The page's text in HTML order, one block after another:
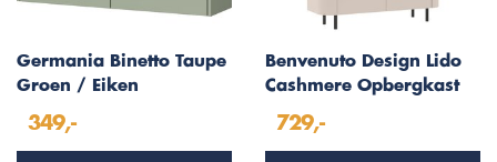
Germania Binetto Taupe
Groen / Eiken
Wandkast
349,-
Benvenuto Design Lido
Cashmere Opbergkast
729,-